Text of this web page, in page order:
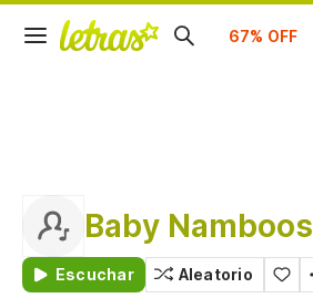
Suscríbete
Baby Namboos
Escuchar Aleatorio